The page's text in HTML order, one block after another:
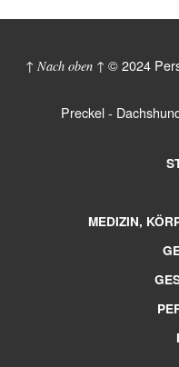
↑ Nach oben ↑ © 2024
Preckel -
MEDIZIN,